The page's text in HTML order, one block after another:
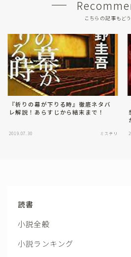
こちらの記事もど
『祈りの幕が下りる時』徹底ネタバ
レ解説！あらすじから結末まで！
2019.07.30 ミステリ
読書
小説全般
小説ランキング